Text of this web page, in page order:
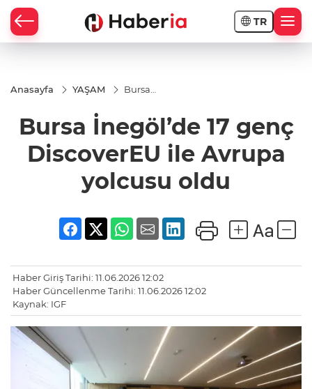
TR
Anasayfa YAŞAM
Bursa
DiscoverEU
ile Avrupa
yolcusu
oldu
Bursa İnegöl’de 17 genç
DiscoverEU ile Avrupa
yolcusu oldu
Haber Giriş Tarihi: 11.06.2026 12:02
Haber Güncellenme Tarihi: 11.06.2026 12:02
Kaynak: IGF